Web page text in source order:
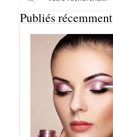
Publiés récemment